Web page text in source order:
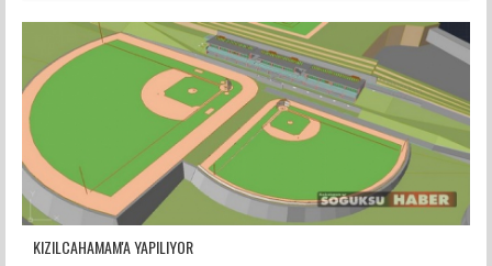
KIZILCAHAMAM'A YAPILIYOR